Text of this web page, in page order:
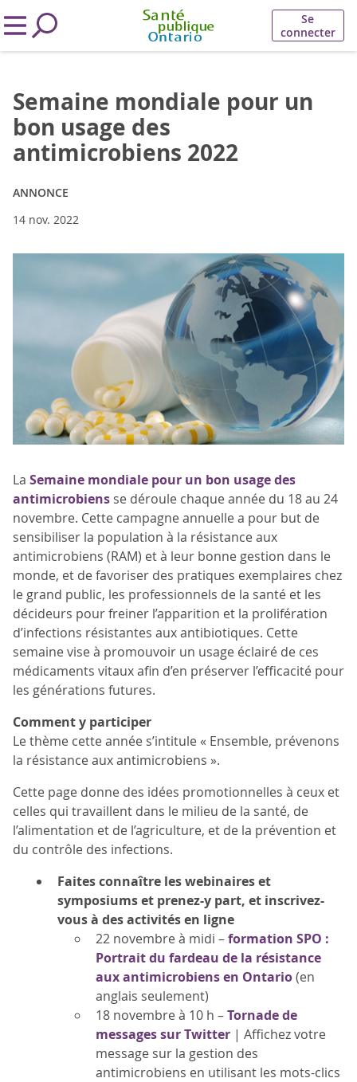
Se
connecter
Semaine mondiale pour un
bon usage des
antimicrobiens 2022
ANNONCE
14 nov. 2022
La Semaine mondiale pour un bon usage des
antimicrobiens se déroule chaque année du 18 au 24
novembre. Cette campagne annuelle a pour but de
sensibiliser la population à la résistance aux
antimicrobiens (RAM) et à leur bonne gestion dans le
monde, et de favoriser des pratiques exemplaires chez
le grand public, les professionnels de la santé et les
décideurs pour freiner l’apparition et la prolifération
d’infections résistantes aux antibiotiques. Cette
semaine vise à promouvoir un usage éclairé de ces
médicaments vitaux afin d’en préserver l’efficacité pour
les générations futures.
Comment y participer
Le thème cette année s’intitule « Ensemble, prévenons
la résistance aux antimicrobiens ».
Cette page donne des idées promotionnelles à ceux et
celles qui travaillent dans le milieu de la santé, de
l’alimentation et de l’agriculture, et de la prévention et
du contrôle des infections.
Faites connaître les webinaires et
symposiums et prenez-y part, et inscrivez-
vous à des activités en ligne
22 novembre à midi –formation SPO :
Portrait du fardeau de la résistance
aux antimicrobiens en Ontario(en
anglais seulement)
18 novembre à 10 h –Tornade de
messages sur Twitter | Affichez votre
message sur la gestion des
antimicrobiens en utilisant les mots-clics